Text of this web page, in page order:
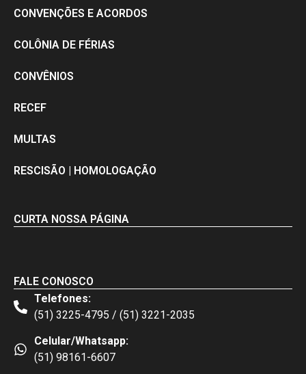
CONVENÇÕES E ACORDOS
COLÔNIA DE FÉRIAS
CONVÊNIOS
RECEF
MULTAS
RESCISÃO | HOMOLOGAÇÃO
CURTA NOSSA PÁGINA
FALE CONOSCO
Telefones:
(51) 3225-4795 / (51) 3221-2035
Celular/Whatsapp:
(51) 98161-6607